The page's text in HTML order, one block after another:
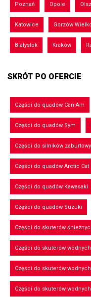
Poznań Opole
Katowice Gorzów
Białystok Kraków
SKRÓT PO OFERCIE
Części do quadów Can-Am
Części do quadów Sym
Części do silników
Części do quadów Arctic Cat
Części do quadów Kawasaki
Części do quadów Suzuki
Części do skuterów
Części do skuterów
Części do skuterów wodnych
Części do skuterów